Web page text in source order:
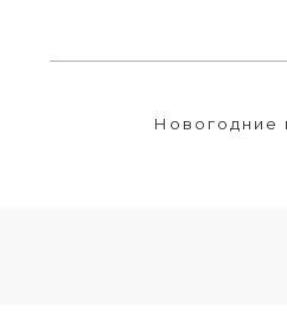
Новогодние